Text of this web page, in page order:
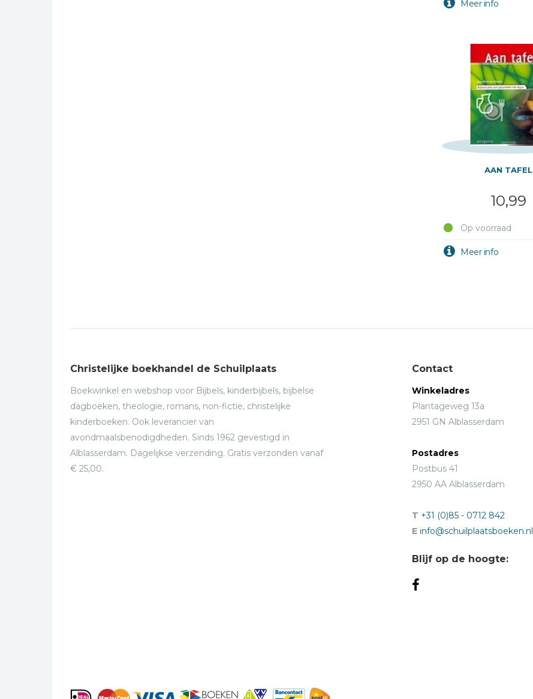
AAN TAFEL
10,99
Op voorraad
Christelijke boekhandel de Schuilplaats
Boekwinkel en webshop voor Bijbels, kinderbijbels, bijbelse
dagboeken, theologie, romans, non-fictie, christelijke
kinderboeken. Ook leverancier van
avondmaalsbenodigdheden. Sinds 1962 gevestigd in
Alblasserdam. Dagelijkse verzending. Gratis verzonden vanaf
€ 25,00.
Contact
Winkeladres
Plantageweg 13a
2951 GN Alblasserdam
Postadres
Postbus 41
2950 AA Alblasserdam
T +31 (0)85 - 0712 842
E info@schuilplaatsboeken.nl
Blijf op de hoogte: